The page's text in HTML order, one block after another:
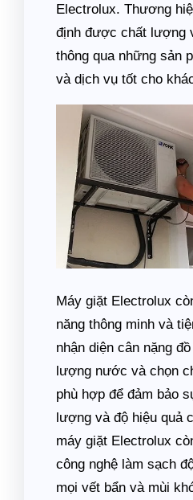
Electrolux. Thương
định được chất lượng
thông qua những sản
và dịch vụ tốt cho
Máy giặt Electrolux
năng thông minh và
nhận diện cân nặng
lượng nước và chọn
phù hợp để đảm bảo
lượng và độ hiệu quả
máy giặt Electrolux
công nghệ làm sạch
mọi vết bẩn và mùi